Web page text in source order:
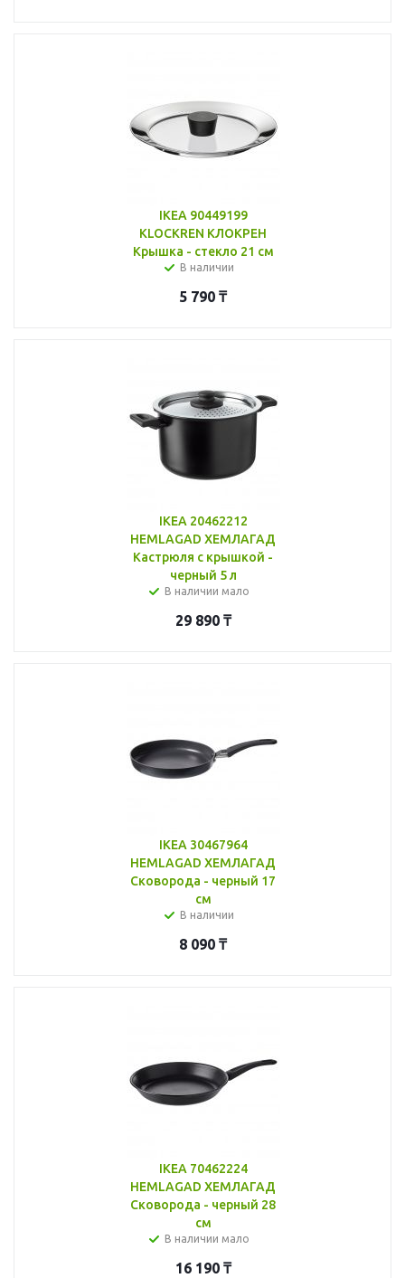
IKEA 90449199
KLOCKREN КЛОКРЕН
Крышка - стекло 21 см
В наличии
5 790 ₸
IKEA 20462212
HEMLAGAD ХЕМЛАГАД
Кастрюля с крышкой -
черный 5 л
В наличии мало
29 890₸
IKEA 30467964
HEMLAGAD ХЕМЛАГАД
Сковорода - черный 17
см
В наличии
8 090 ₸
IKEA 70462224
HEMLAGAD ХЕМЛАГАД
Сковорода - черный 28
см
В наличии мало
16 190₸